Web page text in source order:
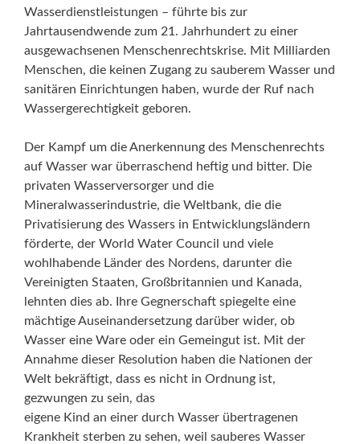
Wasserdienstleistungen – führte bis zur
Jahrtausendwende zum 21. Jahrhundert zu einer
ausgewachsenen Menschenrechtskrise. Mit Milliarden
Menschen, die keinen Zugang zu sauberem Wasser und
sanitären Einrichtungen haben, wurde der Ruf nach
Wassergerechtigkeit geboren.
Der Kampf um die Anerkennung des Menschenrechts
auf Wasser war überraschend heftig und bitter. Die
privaten Wasserversorger und die
Mineralwasserindustrie, die Weltbank, die die
Privatisierung des Wassers in Entwicklungsländern
förderte, der World Water Council und viele
wohlhabende Länder des Nordens, darunter die
Vereinigten Staaten, Großbritannien und Kanada,
lehnten dies ab. Ihre Gegnerschaft spiegelte eine
mächtige Auseinandersetzung darüber wider, ob
Wasser eine Ware oder ein Gemeingut ist. Mit der
Annahme dieser Resolution haben die Nationen der
Welt bekräftigt, dass es nicht in Ordnung ist,
gezwungen zu sein, das
eigene Kind an einer durch Wasser übertragenen
Krankheit sterben zu sehen, weil sauberes Wasser